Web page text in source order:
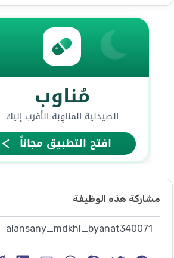
مشاركة هذه الوظيفة